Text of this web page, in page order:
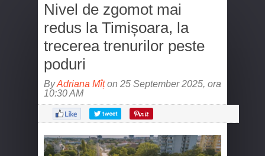
Nivel de zgomot mai
redus la Timișoara, la
trecerea trenurilor peste
poduri
ByAdriana Mîțon 25 September 2025, ora
10:30 AM